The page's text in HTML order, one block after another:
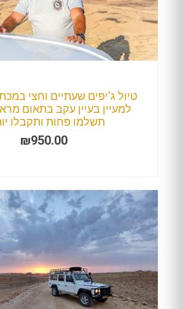
טיול ג'יפים שעתיים וחצי
למעיין בעיין עקב בתאום
תשלמו פחות ותקבלו
₪950.00